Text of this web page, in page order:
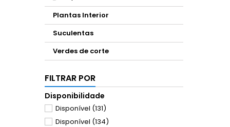
Plantas Interior
Suculentas
Verdes de corte
FILTRAR POR
Disponibilidade
Disponível (131)
Disponível (134)